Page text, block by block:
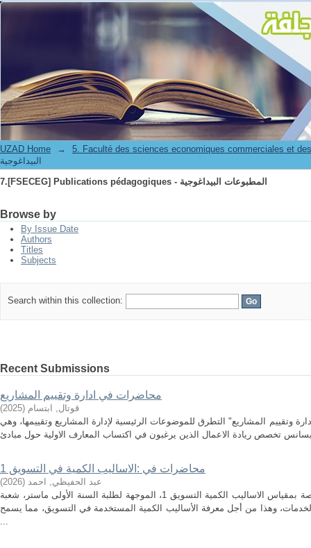
7.[FSECEG] Publications pédagogiques - المطبوعات البيداغوجية
UZAD Home →
5. Faculté des sciences economiques commerciales et
البيداغوجية
7.[FSECEG] Publications pédagogiques - المطبوعات البيداغوجية
Browse by
By Issue Date
Authors
Titles
Subjects
Search within this collection:
Recent Submissions
محاضرات في ادارة وتقييم المشاريع
قوتال, ابتسام (
2025
)
وتقييم المشاريع" التطرق للموضوعات الرئيسية لإدارة المشاريع وتقييمها، وهي
محاضرات في :الاساليب الكمية في التسويق 1
عبد الحفيظي, احمد (
2026
)
هذه المطبوعة هي مجموعة محاضرات خاصة بمقياس الاساليب الكمية التسويق 1، الموجهة لطلبة السنة الأولى ماستر، شعبة
وهذا من أجل معرفة الأساليب الكمية المستخدمة في التسويق، مما يسمح
...